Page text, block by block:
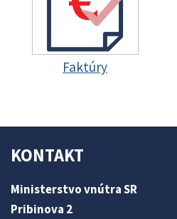
Faktúry
KONTAKT
Ministerstvo vnútra SR
Pribinova 2